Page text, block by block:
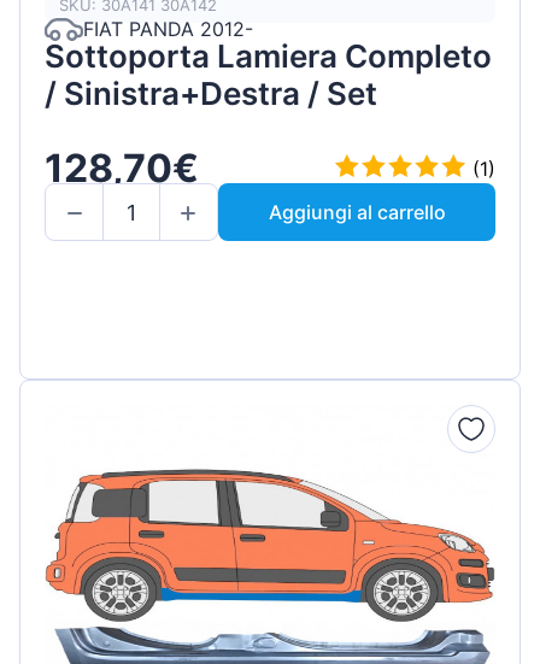
SKU: 30A141 30A142
FIAT PANDA 2012-
Sottoporta Lamiera Completo
/ Sinistra+Destra / Set
128,70€
(1)
Aggiungi al carrello